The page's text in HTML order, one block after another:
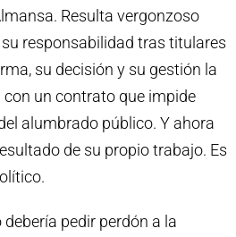
Resulta vergonzoso
responsabilidad tras titulares
su decisión y su gestión la
con un contrato que impide
alumbrado público. Y ahora
de su propio trabajo. Es
debería pedir perdón a la